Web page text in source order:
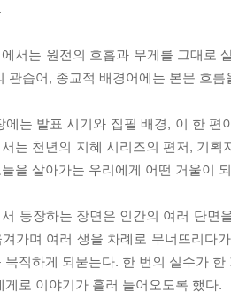
서는 원전의 호흡과 무게를 그대로
관습어, 종교적 배경어에는 본문 흐
에는 발표 시기와 집필 배경, 이 한
는 천년의 지혜 시리즈의 편저, 기
을 살아가는 우리에게 어떤 거울이
등장하는 장면은 인간의 여러 단면
가며 여러 생을 차례로 무너뜨리다
묵직하게 되묻는다. 한 번의 실수가
게로 이야기가 흘러 들어오도록 했다.